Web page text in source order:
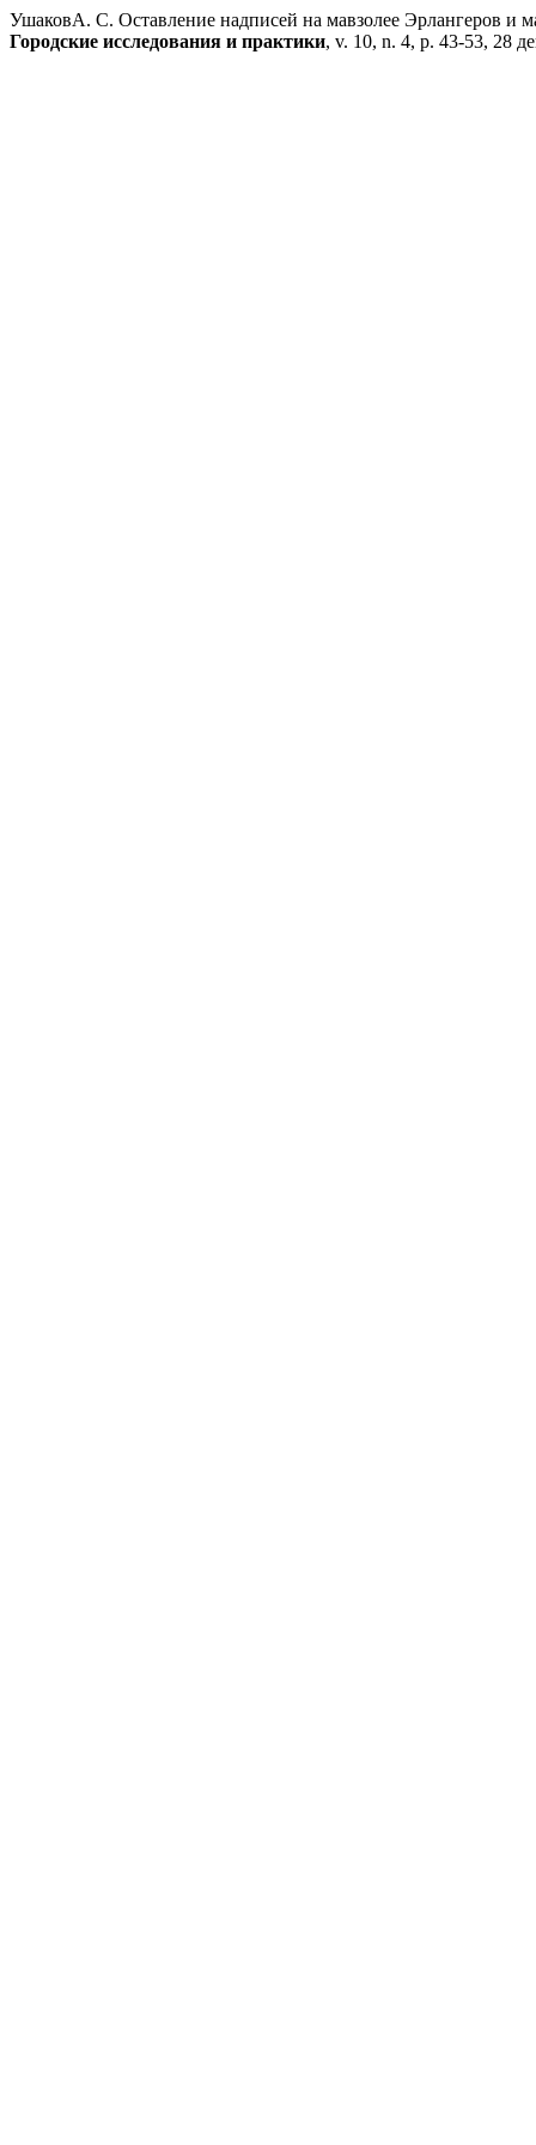
УшаковА. С. Оставление надписей на мавзолее Эрлангеров и
Городские исследования и практики, v. 10, n. 4, p. 43-53, 28